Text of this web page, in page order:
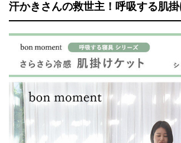
汗かきさんの救世主！呼吸する肌掛